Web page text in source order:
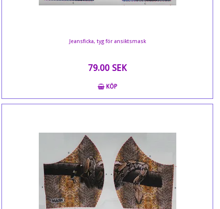
Jeansficka, tyg för ansiktsmask
79.00 SEK
KÖP